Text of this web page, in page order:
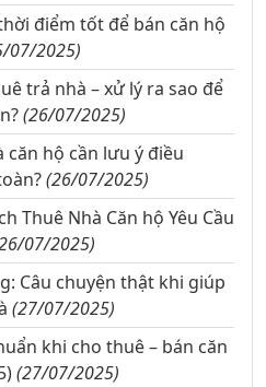
điểm tốt để bán căn hộ
07/2025)
trả nhà – xử lý ra sao để
(26/07/2025)
hộ cần lưu ý điều
(26/07/2025)
Thuê Nhà Căn hộ Yêu Cầu
07/2025)
Câu chuyện thật khi giúp
(27/07/2025)
khi cho thuê – bán căn
(27/07/2025)